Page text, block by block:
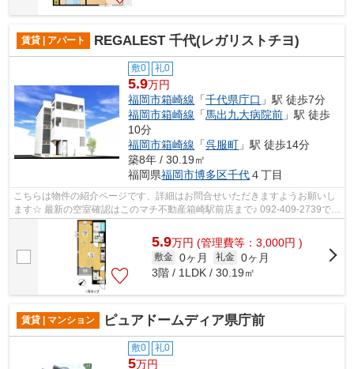
賃貸 | アパート REGALEST 千代(レガリストチヨ)
敷0 礼0
5.9万円
福岡市箱崎線 「千代県庁口 」駅 徒歩7分
福岡市箱崎線 「馬出九大病院前 」駅 徒歩
10分
福岡市箱崎線 「呉服町 」駅 徒歩14分
築8年 / 30.19㎡
福岡県福岡市博多区千代４丁目
こちらは物件の紹介ページです、詳細はお問合せいただきますようお願いし
ます☆ 最新の空室確認はこのマチ不動産箱崎駅前店まで♪ 092-409-2739で
す！迅速に対応致します！！！！！♪
5.9万円 (管理費等：3,000円 )
敷金 0ヶ月 礼金 0ヶ月
3階 / 1LDK / 30.19㎡
賃貸 | マンション ピュアドームディア県庁前
敷0 礼0
5万円